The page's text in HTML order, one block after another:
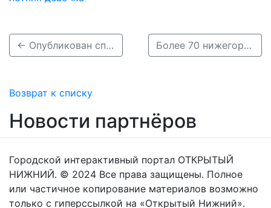
← Опубликован список участников нижегородского фестиваля «Рок Чистой Воды» Более 70 нижегородских музеев и выставок примут участие в «Ночи музеев» 15 мая →
Возврат к списку
Новости партнёров
Городской интерактивный портал ОТКРЫТЫЙ
НИЖНИЙ. © 2024 Все права защищены. Полное
или частичное копирование материалов возможно
только с гиперссылкой на «Открытый Нижний».